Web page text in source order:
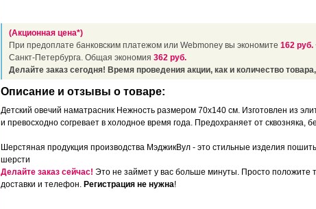
(Акционная цена*)
При предоплате банковским платежом или Webmoney вы экономите 162 руб.
Санкт-Петербурга. Общая экономия 362 руб.
Делайте заказ сегодня! Время проведения акции, как и количество
Описание и отзывы о товаре:
Детский овечий наматрасник Нежность размером 70х140 см. Изготовлен из
и превосходно согревает в холодное время года. Предохраняет от сквозняка,
Шерстяная продукция производства МэджикВул - это стильные изделия
шерсти
Делайте заказ сейчас! Это не займет у вас больше минуты. Просто положите
доставки и телефон. Регистрация не нужна!